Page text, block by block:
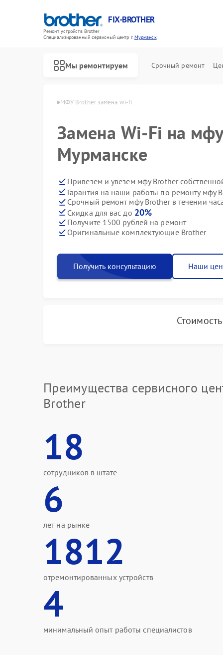
FIX-BROTHER
Ремонт устройств Brother
Специализированный cервисный центр г.Мурманск
Мы ремонтируем Срочный ремонт
МФУ Brother замена wi-fi
Замена Wi-Fi на
Мурманске
Привезем и увезем мфу Brother
Гарантия на наши работы по ремонту мфу
Срочный ремонт мфу Brother в течении
Скидка для вас до 20%
Получите 1500 рублей на ремонт
Оригинальные комплектующие Brother
Получить консультацию Наши
Преимущества сервисного
Brother
18
сотрудников в штате
6
лет на рынке
1812
отремонтированных устройств
4
минимальный опыт работы специалистов